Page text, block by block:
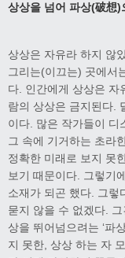
상상을 넘어 파상(破想)
상상은 자유라 하지 않
그리는(이끄는) 곳에서
다. 인간에게 상상은 자
람의 상상은 금지된다.
이다. 많은 작가들이 디
그 속에 기거하는 초라
정확한 미래로 보지 못
보기 때문이다. 그렇기
소재가 되곤 했다. 그렇
묻지 않을 수 없겠다. 그
상을 뛰어넘으려는 ‘파
지 못한, 상상 하는 자